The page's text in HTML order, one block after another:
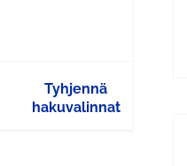
Tyhjennä
hakuvalinnat